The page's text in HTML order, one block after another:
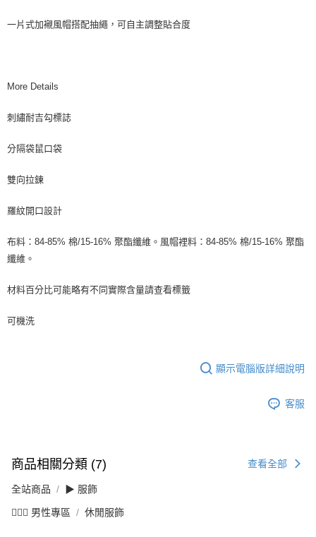
一片式加襯風帽搭配抽繩，可自主調整貼合度
More Details
刺繡耐吉勾標誌
分隔袋鼠口袋
雙向拉鍊
羅紋開口設計
布料：84-85% 棉/15-16% 聚酯纖維。風帽裡料：84-85% 棉/15-16% 聚酯
纖維。
材料百分比可能略有不同實際含量請查看標籤
可機洗
顯示電腦版詳細說明
客服
商品相關分類 (7) 查看全部
全站商品 ▶ 服飾
💁🏻‍♂️ 男性專區 休閒服飾